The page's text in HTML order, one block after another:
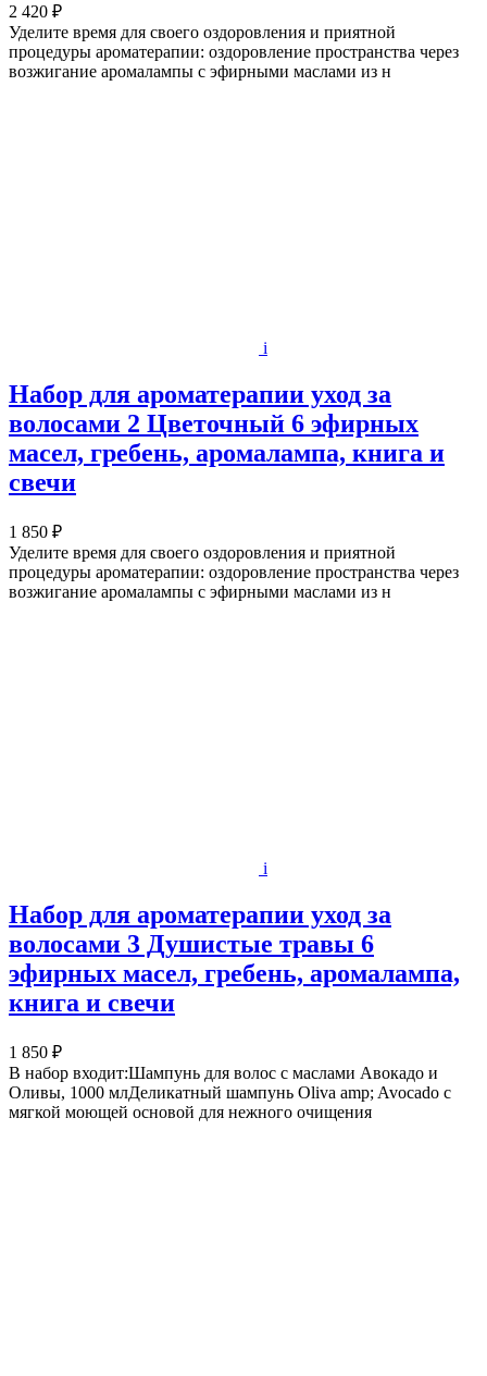
2 420 ₽
Уделите время для своего оздоровления и приятной
процедуры ароматерапии: оздоровление пространства через
возжигание аромалампы с эфирными маслами из н
i
Набор для ароматерапии уход за
волосами 2 Цветочный 6 эфирных
масел, гребень, аромалампа, книга и
свечи
1 850 ₽
Уделите время для своего оздоровления и приятной
процедуры ароматерапии: оздоровление пространства через
возжигание аромалампы с эфирными маслами из н
i
Набор для ароматерапии уход за
волосами 3 Душистые травы 6
эфирных масел, гребень, аромалампа,
книга и свечи
1 850 ₽
В набор входит:Шампунь для волос с маслами Авокадо и
Оливы, 1000 млДеликатный шампунь Oliva amp; Avocado с
мягкой моющей основой для нежного очищения